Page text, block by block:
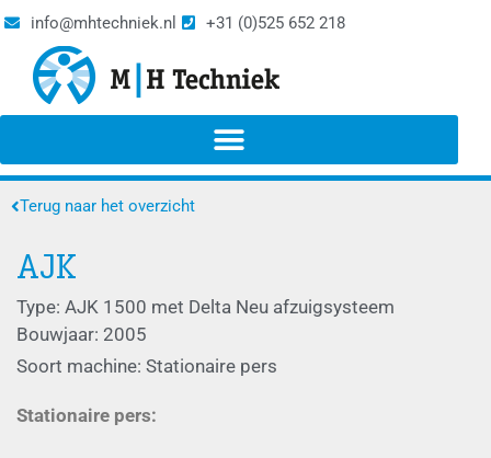
info@mhtechniek.nl +31 (0)525 652 218
Terug naar het overzicht
AJK
Type: AJK 1500 met Delta Neu afzuigsysteem
Bouwjaar: 2005
Soort machine: Stationaire pers
Stationaire pers: